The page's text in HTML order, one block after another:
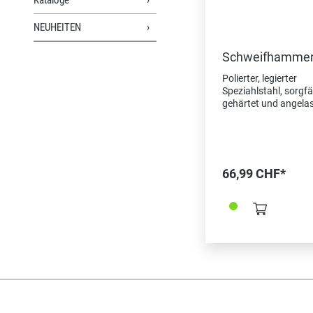
NEUHEITEN
Polierter, legierter
Speziahlstahl,
gehärtet und
Schweifhammer
Tiefprägen, Vernieten
Formen. Beide
geschliffen sein, da
geprägt wird. Dieser
66,99 CHF*